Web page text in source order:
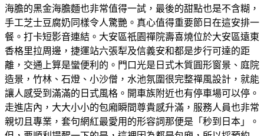
海膽的黑金海膽麵也非常值得一試，最後的甜點也是不含糊，
手工芝士豆腐奶同樣令人驚艷。真心值得重要節日在這安排一
餐。打卡短影音連結。大安區祇園禪院壽喜燒位於大安區遠東
香格里拉周邊，捷運站六張犁及信義安和都是步行可達的距
離，交通上算是蠻便利的。門口光是日式木質圓形窗景、庭院
造景，竹林、石燈、小沙僧，水池氛圍很完整禪風設計，就能
讓人感受到滿滿的日式風格。開車族附近也有停車場可以停。
走進店內，大大小小的包廂瞬間尊貴感升滿，服務人員也非常
親切且專業，套句網紅最愛用的形容詞那便是「秒到日本」。